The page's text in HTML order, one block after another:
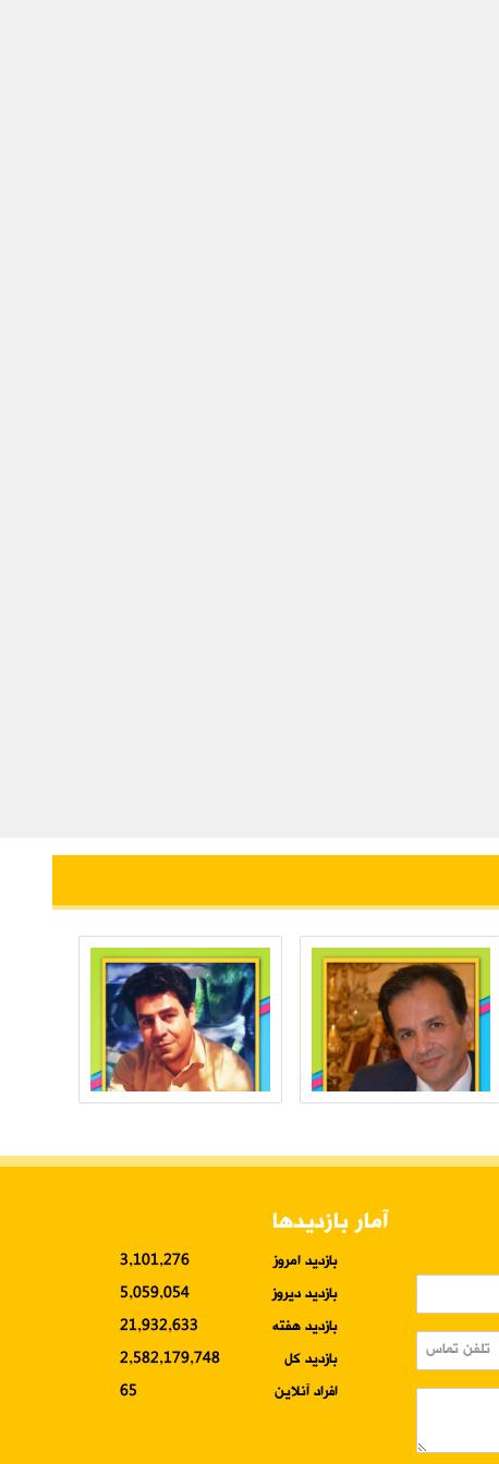
آمار بازدیدها
بازدید امروز
3,101,276
بازدید دیروز
5,059,054
بازدید هفته
21,932,633
بازدید کل
2,582,179,748
افراد آنلاین
65